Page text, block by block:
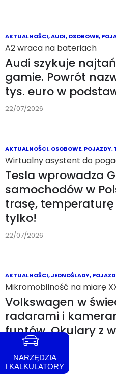
AKTUALNOŚCI,INFRASTRUKTURA,
Wymiana akumulatorów –
bankructwa
Miały zastąpić
swap battery to
motoryzacji?
22/07/2026
NARZĘDZIA
I KALKULATORY